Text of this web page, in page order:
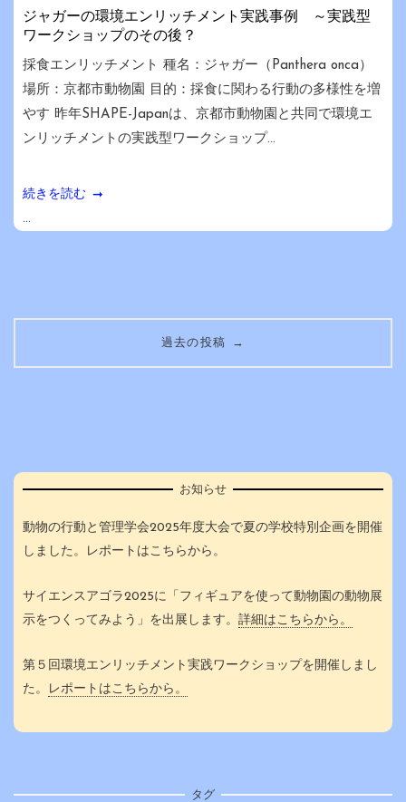
ジャガーの環境エンリッチメント実践事例 ～実践型
ワークショップのその後？
採食エンリッチメント 種名：ジャガー（Panthera onca）
場所：京都市動物園 目的：採食に関わる行動の多様性を増
やす 昨年SHAPE-Japanは、京都市動物園と共同で環境エ
ンリッチメントの実践型ワークショップ...
続きを読む
...
投
稿
ゲ
ー
ョ
過去の投稿 →
お知らせ
動物の行動と管理学会2025年度大会で夏の学校特別企画を開催
しました。レポートはこちらから。
サイエンスアゴラ2025に「フィギュアを使って動物園の動物展
示をつくってみよう」を出展します。 詳細はこちらから。
第５回環境エンリッチメント実践ワークショップを開催しまし
た。
レポートはこちらから。
タグ